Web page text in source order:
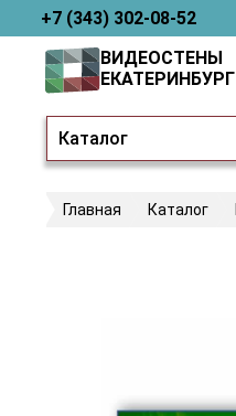
+7 (343) 302-08-52
Каталог
ВИДЕОСТЕНЫ
ЕКАТЕРИНБУРГ
Главная Каталог